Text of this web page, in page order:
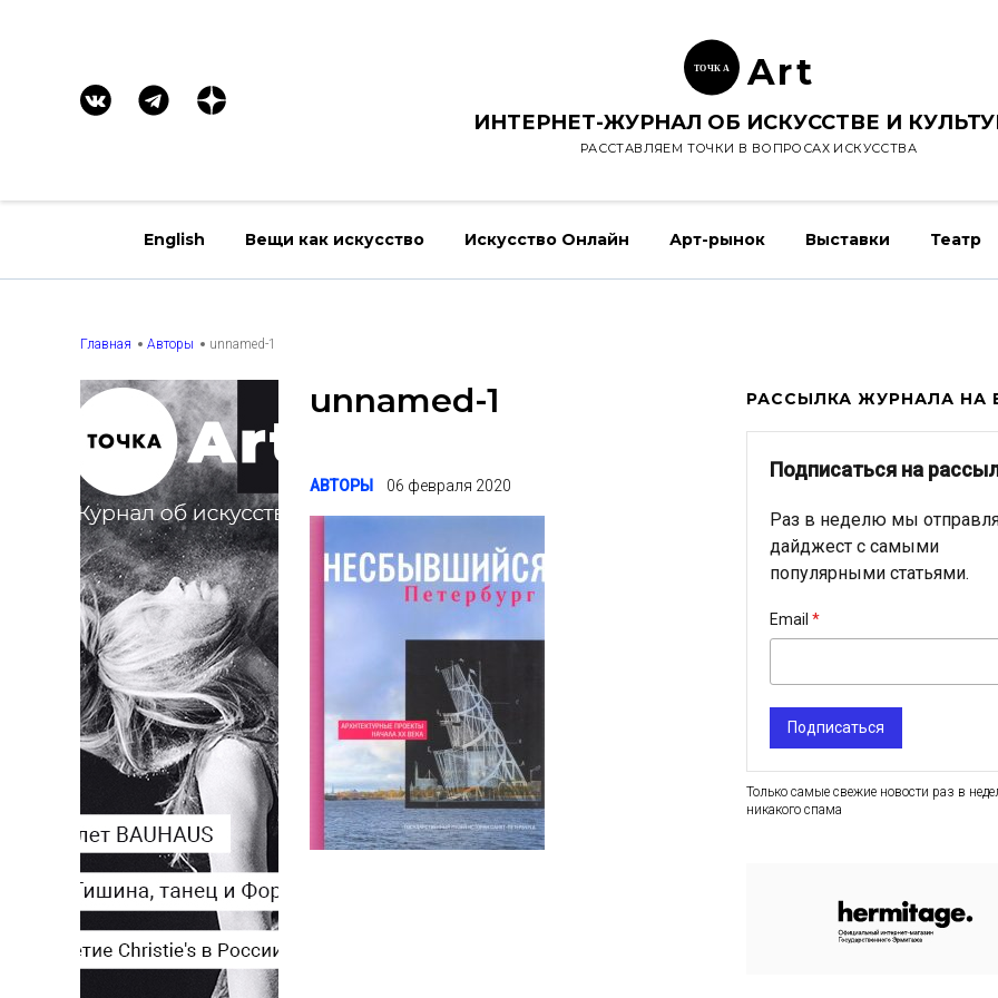
ТОЧК А Art
ИНТЕРНЕТ-ЖУРНАЛ ОБ ИСКУССТВЕ И
РАССТАВЛЯЕМ ТОЧКИ В ВОПРОСАХ ИСКУССТВА
English Вещи как искусство Искусство Онлайн Арт-рынок Выставки Театр
Главная Авторы unnamed-1
unnamed-1
АВТОРЫ 06 февраля 2020
РАССЫЛКА ЖУРНАЛА НА
Подписаться на
Раз в неделю мы
дайджест с самыми
популярными статьями.
Email
Подписаться
Только самые свежие новости раз в
никакого спама